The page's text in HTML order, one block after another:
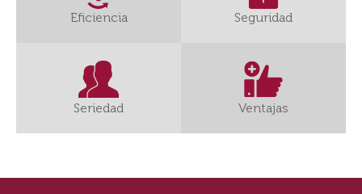
Eficiencia Seguridad
Seriedad Ventajas